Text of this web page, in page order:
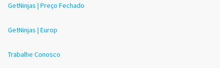
GetNinjas | Preço Fechado
GetNinjas | Europ
Trabalhe Conosco